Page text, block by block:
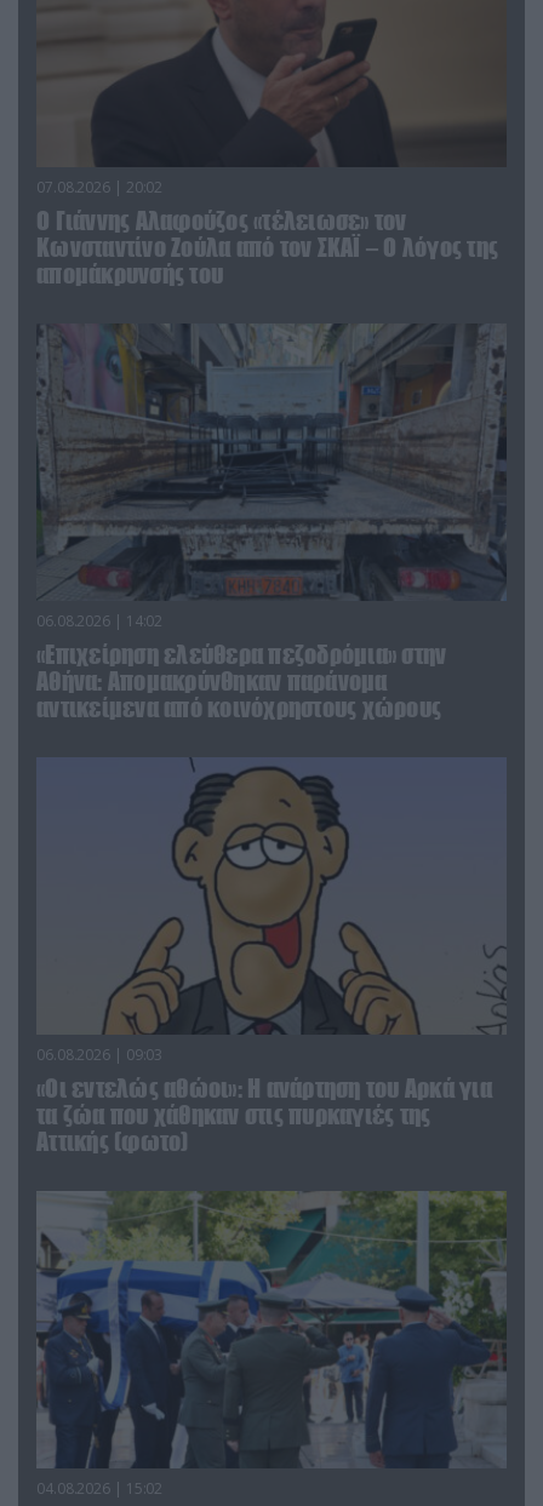
07.08.2026 | 20:02
Ο Γιάννης Αλαφούζος «τέλειωσε» τον
Κωνσταντίνο Ζούλα από τον ΣΚΑΪ – Ο λόγος της
απομάκρυνσής του
06.08.2026 | 14:02
«Επιχείρηση ελεύθερα πεζοδρόμια» στην
Αθήνα: Απομακρύνθηκαν παράνομα
αντικείμενα από κοινόχρηστους χώρους
06.08.2026 | 09:03
«Οι εντελώς αθώοι»: Η ανάρτηση του Αρκά για
τα ζώα που χάθηκαν στις πυρκαγιές της
Αττικής (φωτο)
04.08.2026 | 15:02